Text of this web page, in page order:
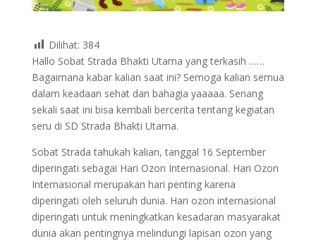
Dilihat: 384
Hallo Sobat Strada Bhakti Utama yang terkasih ……
Bagaimana kabar kalian saat ini? Semoga kalian semua
dalam keadaan sehat dan bahagia yaaaaa. Senang
sekali saat ini bisa kembali bercerita tentang kegiatan
seru di SD Strada Bhakti Utama.
Sobat Strada tahukah kalian, tanggal 16 September
diperingati sebagai Hari Ozon Internasional. Hari Ozon
Internasional merupakan hari penting karena
diperingati oleh seluruh dunia. Hari ozon internasional
diperingati untuk meningkatkan kesadaran masyarakat
dunia akan pentingnya melindungi lapisan ozon yang